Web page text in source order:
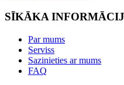
SĪKĀKA
Par mums
Serviss
Sazinieties ar mums
FAQ